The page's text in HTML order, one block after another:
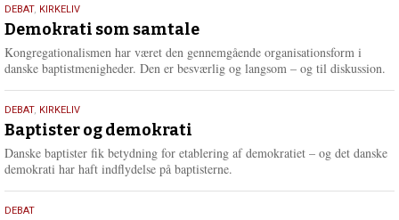
18.
maj
2026
DEBAT, KIRKELIV
Demokrati som samtale
Kongregationalismen har været den gennemgående organisationsform i
danske baptistmenigheder. Den er besværlig og langsom – og til diskussion.
18.
maj
2026
DEBAT, KIRKELIV
Baptister og demokrati
Danske baptister fik betydning for etablering af demokratiet – og det danske
demokrati har haft indflydelse på baptisterne.
18.
DEBAT